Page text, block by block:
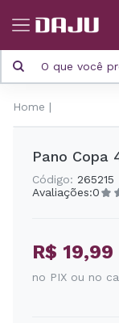
Home
Pano Copa
Código: 265215
Avaliações:0
R$ 19,99
no PIX ou no